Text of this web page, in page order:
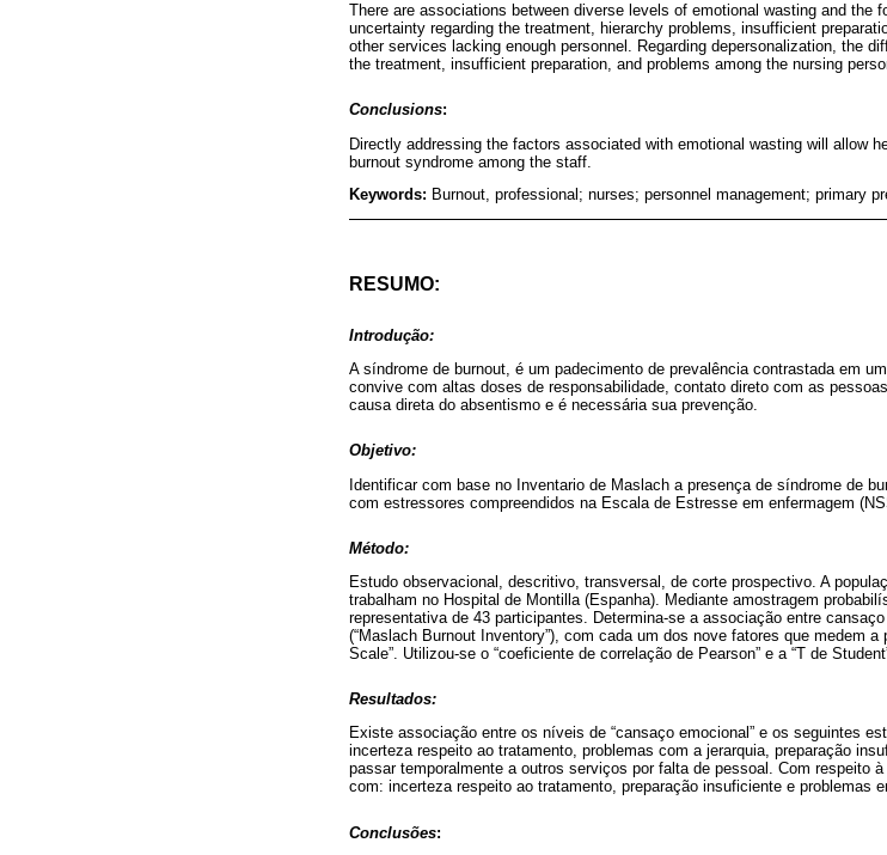
There are associations between diverse levels of emotional wasting and the
uncertainty regarding the treatment, hierarchy problems, insufficient
other services lacking enough personnel. Regarding depersonalization, the
the treatment, insufficient preparation, and problems among the nursing
Conclusions:
Directly addressing the factors associated with emotional wasting will allow
burnout syndrome among the staff.
Keywords: Burnout, professional; nurses; personnel management; primary
RESUMO:
Introdução:
A síndrome de burnout, é um padecimento de prevalência contrastada em
convive com altas doses de responsabilidade, contato direto com as
causa direta do absentismo e é necessária sua prevenção.
Objetivo:
Identificar com base no Inventario de Maslach a presença de síndrome de
com estressores compreendidos na Escala de Estresse em enfermagem
Método:
Estudo observacional, descritivo, transversal, de corte prospectivo. A
trabalham no Hospital de Montilla (Espanha). Mediante amostragem
representativa de 43 participantes. Determina-se a associação entre
(“Maslach Burnout Inventory”), com cada um dos nove fatores que medem
Scale”. Utilizou-se o “coeficiente de correlação de Pearson” e a “T de
Resultados:
Existe associação entre os níveis de “cansaço emocional” e os seguintes
incerteza respeito ao tratamento, problemas com a jerarquia, preparação
passar temporalmente a outros serviços por falta de pessoal. Com respeito
com: incerteza respeito ao tratamento, preparação insuficiente e problemas
Conclusões: